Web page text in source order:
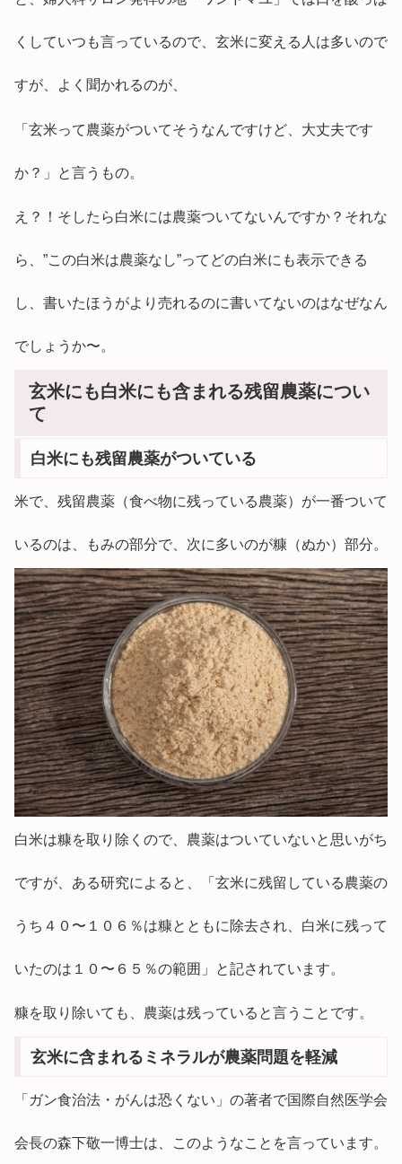
くしていつも言っているので、玄米に変える人は多いので
すが、よく聞かれるのが、
「玄米って農薬がついてそうなんですけど、大丈夫です
か？」と言うもの。
え？！そしたら白米には農薬ついてないんですか？それな
ら、”この白米は農薬なし”ってどの白米にも表示できる
し、書いたほうがより売れるのに書いてないのはなぜなん
でしょうか〜。
玄米にも白米にも含まれる残留農薬につい
て
白米にも残留農薬がついている
米で、残留農薬（食べ物に残っている農薬）が一番ついて
いるのは、もみの部分で、次に多いのが糠（ぬか）部分。
白米は糠を取り除くので、農薬はついていないと思いがち
ですが、ある研究によると、「玄米に残留している農薬の
うち４０〜１０６％は糠とともに除去され、白米に残って
いたのは１０〜６５％の範囲」と記されています。
糠を取り除いても、農薬は残っていると言うことです。
玄米に含まれるミネラルが農薬問題を軽減
「ガン食治法・がんは恐くない」の著者で国際自然医学会
会長の森下敬一博士は、このようなことを言っています。